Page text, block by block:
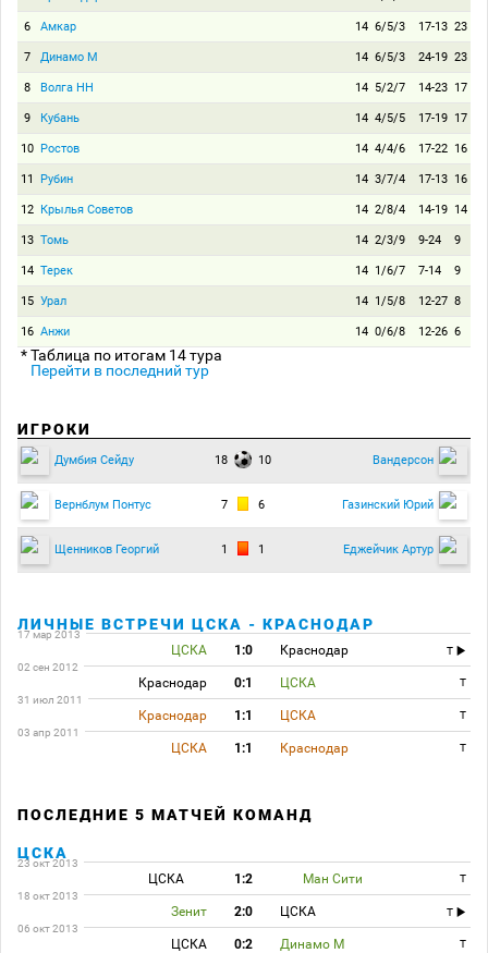
6 Амкар 14 6/5/3 17-13 23
7 Динамо М 14 6/5/3 24-19 23
8 Волга НН 14 5/2/7 14-23 17
9 Кубань 14 4/5/5 17-19 17
10 Ростов 14 4/4/6 17-22 16
11 Рубин 14 3/7/4 17-13 16
12 Крылья Советов 14 2/8/4 14-19 14
13 Томь 14 2/3/9 9-24 9
14 Терек 14 1/6/7 7-14 9
15 Урал 14 1/5/8 12-27 8
16 Анжи 14 0/6/8 12-26 6
* Таблица по итогам 14 тура
Перейти в последний тур
ИГРОКИ
Думбия Сейду 18 10 Вандерсон
Вернблум Понтус 7 6 Газинский Юрий
Щенников Георгий 1 1 Еджейчик Артур
ЛИЧНЫЕ ВСТРЕЧИ ЦСКА - КРАСНОДАР
17 мар 2013
ЦСКА 1:0 Краснодар
T
02 сен 2012
Краснодар 0:1 ЦСКА
T
31 июл 2011
Краснодар 1:1 ЦСКА
T
03 апр 2011
ЦСКА 1:1 Краснодар T
ПОСЛЕДНИЕ 5 МАТЧЕЙ КОМАНД
ЦСКА
23 окт 2013
ЦСКА 1:2 Ман Сити
T
18 окт 2013
Зенит 2:0 ЦСКА
T
06 окт 2013
ЦСКА 0:2 Динамо М
T